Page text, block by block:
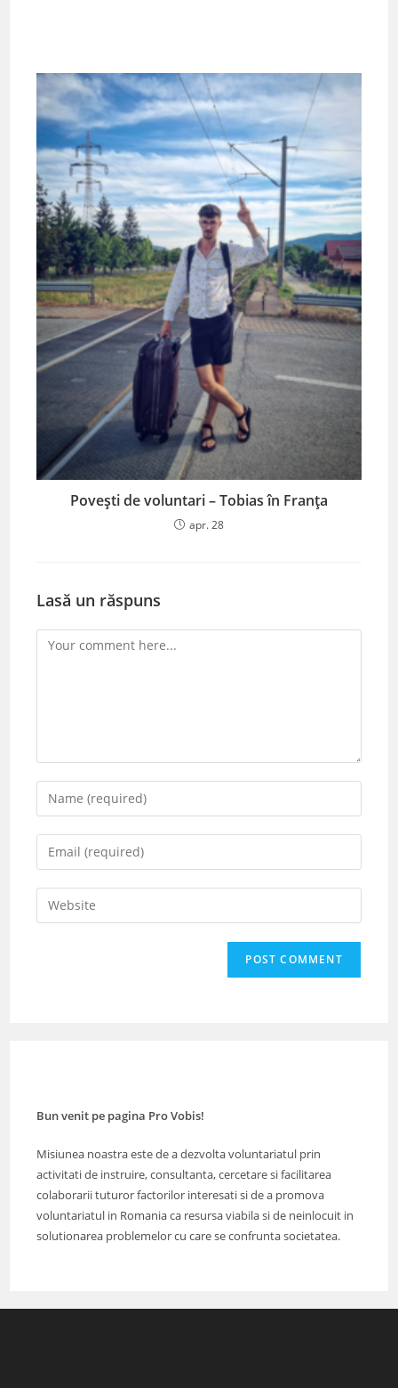
Povești de voluntari – Tobias în Franța
apr. 28
Lasă un răspuns
Comment
Enter
your
name
comment
Enter
your
email
address
Enter
your
Bun venit pe pagina Pro Vobis!
Misiunea noastra este de a dezvolta voluntariatul prin
activitati de instruire, consultanta, cercetare si facilitarea
colaborarii tuturor factorilor interesati si de a promova
voluntariatul in Romania ca resursa viabila si de neinlocuit in
solutionarea problemelor cu care se confrunta societatea.